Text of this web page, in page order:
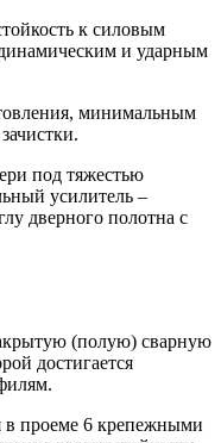
к силовым
и ударным
минимальным
под тяжестью
усилитель –
дверного полотна с
(полую) сварную
достигается
в проеме 6 крепежными